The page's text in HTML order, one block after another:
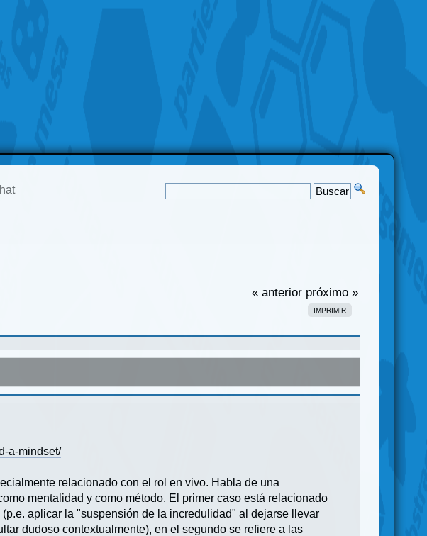
« anterior próximo »
IMPRIMIR
a-mindset/
relacionado con el rol en vivo. Habla de una
mentalidad y como método. El primer caso está relacionado
aplicar la "suspensión de la incredulidad" al dejarse llevar
dudoso contextualmente), en el segundo se refiere a las